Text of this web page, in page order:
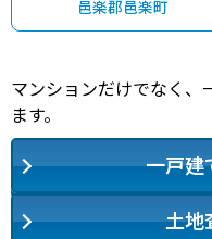
邑楽郡邑楽町
マンションだけでなく、
ます。
一戸建
土地